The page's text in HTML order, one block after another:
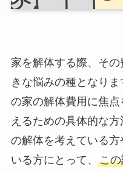
家を解体する際、そ
きな悩みの種となり
の家の解体費用に焦
えるための具体的な
の解体を考えている
いる方にとって、 こ